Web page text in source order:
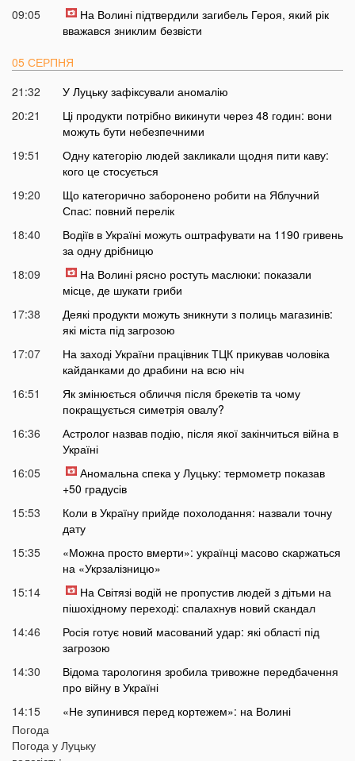
09:05
На Волині підтвердили загибель Героя, який рік
вважався зниклим безвісти
05 СЕРПНЯ
21:32
У Луцьку зафіксували аномалію
20:21
Ці продукти потрібно викинути через 48 годин: вони
можуть бути небезпечними
19:51
Одну категорію людей закликали щодня пити каву:
кого це стосується
19:20
Що категорично заборонено робити на Яблучний
Спас: повний перелік
18:40
Водіїв в Україні можуть оштрафувати на 1190 гривень
за одну дрібницю
18:09
На Волині рясно ростуть маслюки: показали
місце, де шукати гриби
17:38
Деякі продукти можуть зникнути з полиць магазинів:
які міста під загрозою
17:07
На заході України працівник ТЦК прикував чоловіка
кайданками до драбини на всю ніч
16:51
Як змінюється обличчя після брекетів та чому
покращується симетрія овалу?
16:36
Астролог назвав подію, після якої закінчиться війна в
Україні
16:05
Аномальна спека у Луцьку: термометр показав
+50 градусів
15:53
Коли в Україну прийде похолодання: назвали точну
дату
15:35
«Можна просто вмерти»: українці масово скаржаться
на «Укрзалізницю»
15:14
На Світязі водій не пропустив людей з дітьми на
пішохідному переході: спалахнув новий скандал
14:46
Росія готує новий масований удар: які області під
загрозою
14:30
Відома тарологиня зробила тривожне передбачення
про війну в Україні
14:15
«Не зупинився перед кортежем»: на Волині
14:00
Укртелеком у першому півріччі 2026 року: понад 95
Погода
Погода у Луцьку